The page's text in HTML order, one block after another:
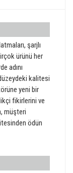
şarjlı
ürünü her
adını
kalitesi
yeni bir
fikirlerini ve
müşteri
ödün